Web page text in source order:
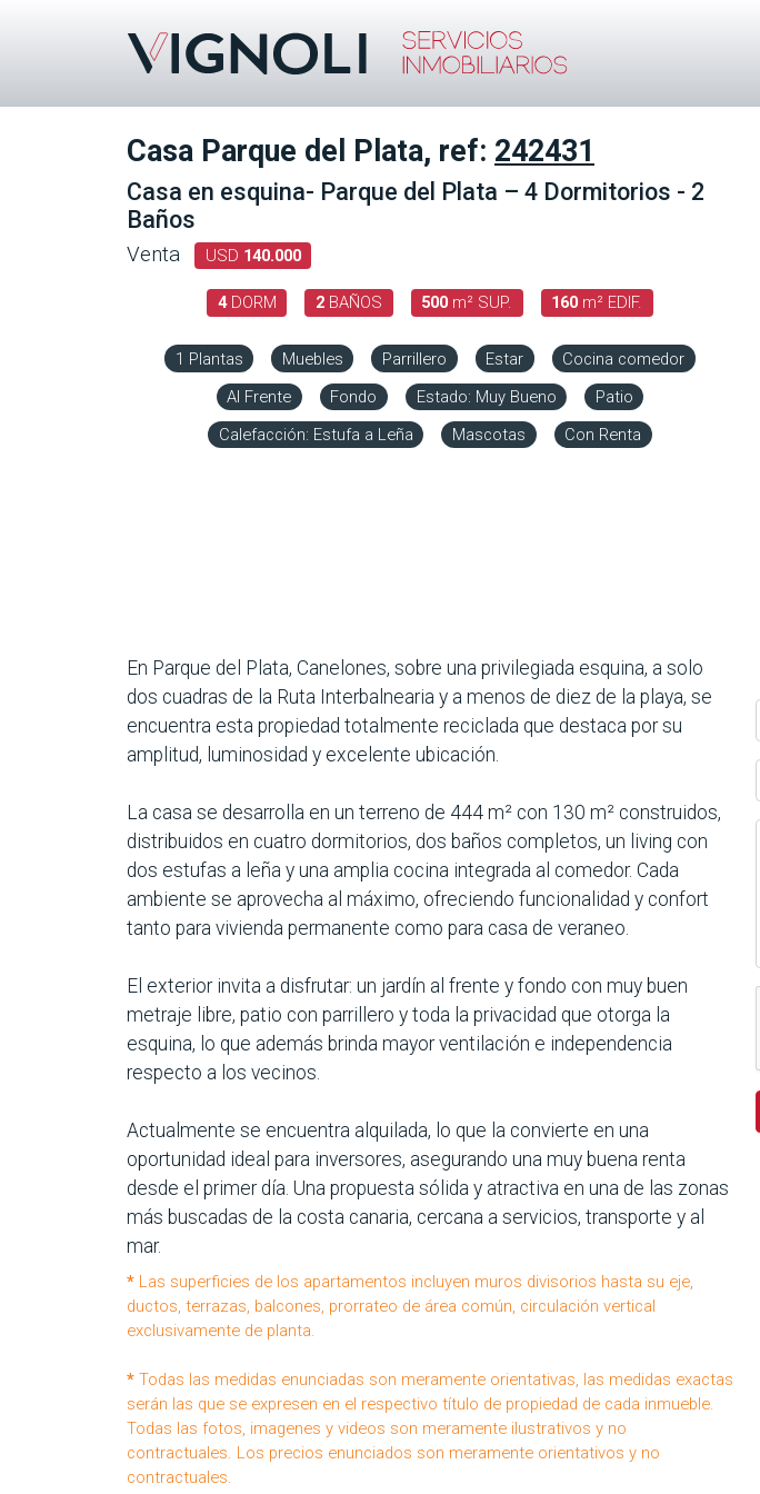
Casa Parque del Plata, ref: 242431
Casa en esquina- Parque del Plata – 4 Dormitorios - 2
Baños
Venta USD 140.000
4DORM 2BAÑOS 500 m² SUP. 160 m² EDIF.
1 Plantas Muebles Parrillero Estar
Cocina comedor
Al Frente
Fondo Estado: Muy Bueno
Patio
Calefacción: Estufa a Leña
Mascotas Con Renta
En Parque del Plata, Canelones, sobre una privilegiada esquina, a solo
dos cuadras de la Ruta Interbalnearia y a menos de diez de la playa, se
encuentra esta propiedad totalmente reciclada que destaca por su
amplitud, luminosidad y excelente ubicación.
La casa se desarrolla en un terreno de 444 m² con 130 m² construidos,
distribuidos en cuatro dormitorios, dos baños completos, un living con
dos estufas a leña y una amplia cocina integrada al comedor. Cada
ambiente se aprovecha al máximo, ofreciendo funcionalidad y confort
tanto para vivienda permanente como para casa de veraneo.
El exterior invita a disfrutar: un jardín al frente y fondo con muy buen
metraje libre, patio con parrillero y toda la privacidad que otorga la
esquina, lo que además brinda mayor ventilación e independencia
respecto a los vecinos.
Actualmente se encuentra alquilada, lo que la convierte en una
oportunidad ideal para inversores, asegurando una muy buena renta
desde el primer día. Una propuesta sólida y atractiva en una de las zonas
más buscadas de la costa canaria, cercana a servicios, transporte y al
mar.
* Las superficies de los apartamentos incluyen muros divisorios hasta su eje,
ductos, terrazas, balcones, prorrateo de área común, circulación vertical
exclusivamente de planta.
* Todas las medidas enunciadas son meramente orientativas, las medidas exactas
serán las que se expresen en el respectivo título de propiedad de cada inmueble.
Todas las fotos, imagenes y videos son meramente ilustrativos y no
contractuales. Los precios enunciados son meramente orientativos y no
contractuales.